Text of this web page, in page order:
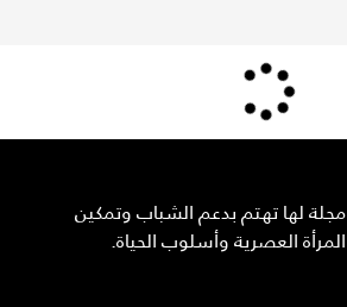
مجلة لها تهتم بدعم الشباب وتمكين
المرأة العصرية وأسلوب الحياة.